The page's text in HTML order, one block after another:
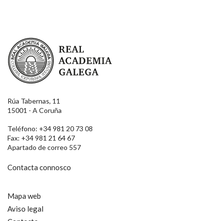
Real Academia Galega
Rúa Tabernas, 11
15001 - A Coruña
Teléfono: +34 981 20 73 08
Fax: +34 981 21 64 67
Apartado de correo 557
Contacta connosco
Mapa web
Aviso legal